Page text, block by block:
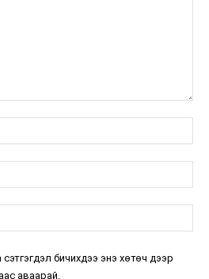
бичихдээ энэ хөтөч дээр
аваарай.